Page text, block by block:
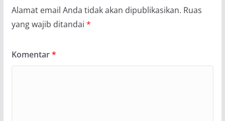
Alamat email Anda tidak akan dipublikasikan. Ruas
yang wajib ditandai *
Komentar*